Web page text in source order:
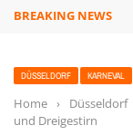
BREAKING NEWS
DÜSSELDORF KARNEVAL
Home › Düsseldorf
und Dreigestirn